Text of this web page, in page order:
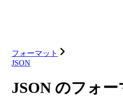
フォーマット
JSON
JSON のフォ